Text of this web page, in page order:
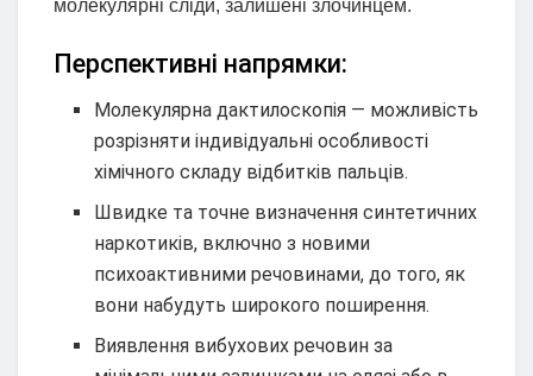
молекулярні сліди, залишені злочинцем.
Перспективні напрямки:
Молекулярна дактилоскопія — можливість
розрізняти індивідуальні особливості
хімічного складу відбитків пальців.
Швидке та точне визначення синтетичних
наркотиків, включно з новими
психоактивними речовинами, до того, як
вони набудуть широкого поширення.
Виявлення вибухових речовин за